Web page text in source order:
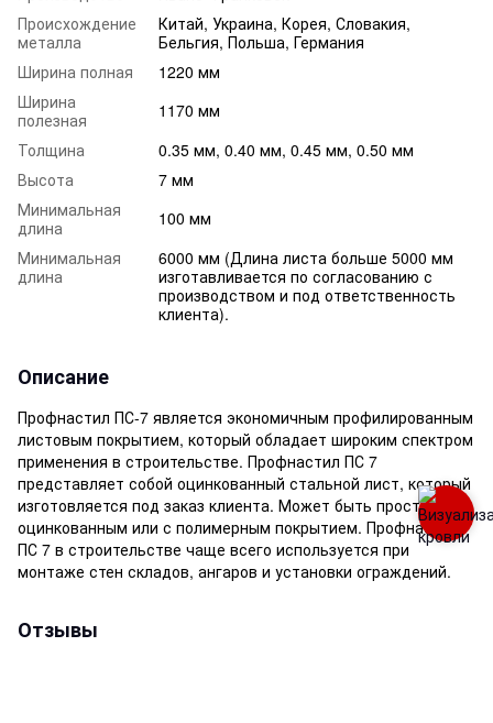
Происхождение
металла
Китай, Украина, Корея, Словакия,
Бельгия, Польша, Германия
Ширина полная
1220 мм
Ширина
полезная
1170 мм
Толщина
0.35 мм, 0.40 мм, 0.45 мм, 0.50 мм
Высота
7 мм
Минимальная
длина
100 мм
Минимальная
длина
6000 мм (Длина листа больше 5000 мм
изготавливается по согласованию с
производством и под ответственность
клиента).
Описание
Профнастил ПС-7 является экономичным профилированным
листовым покрытием, который обладает широким спектром
применения в строительстве. Профнастил ПС 7
представляет собой оцинкованный стальной лист, который
изготовляется под заказ клиента. Может быть просто
оцинкованным или с полимерным покрытием. Профнастил
ПС 7 в строительстве чаще всего используется при
монтаже стен складов, ангаров и установки ограждений.
Отзывы